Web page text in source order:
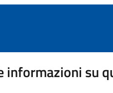
informazioni su